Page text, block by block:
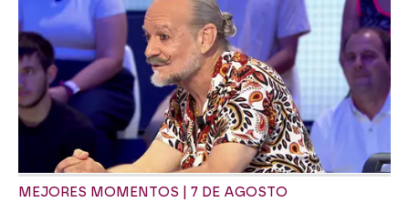
MEJORES MOMENTOS | 7 DE AGOSTO